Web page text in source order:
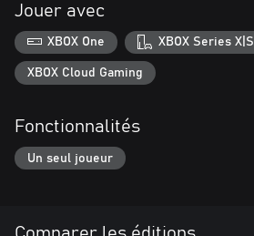
Jouer avec
XBOX One XBOX Series X|S
XBOX Cloud Gaming
Fonctionnalités
Un seul joueur